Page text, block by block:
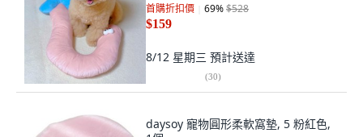
首購折扣價 69%$528
$159
8/12 星期三 預計送達
(30)
daysoy 寵物圓形柔軟窩墊, 5 粉紅色,